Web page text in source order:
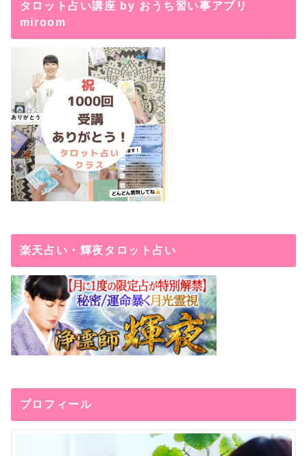
タロット占い講座 by おうち習い事アプリ
miroom
楽天占い・輝夜タロット占い
プロフィール